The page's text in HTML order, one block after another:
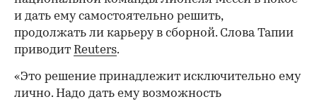
и дать ему самостоятельно решить,
продолжать ли карьеру в сборной. Слова Тапии
приводит Reuters.
«Это решение принадлежит исключительно ему
лично. Надо дать ему возможность